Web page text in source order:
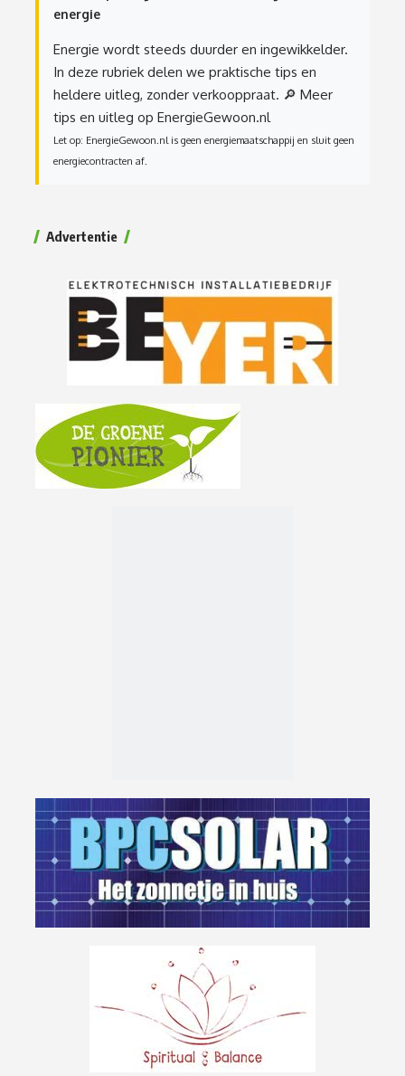
energie
Energie wordt steeds duurder en ingewikkelder.
In deze rubriek delen we praktische tips en
heldere uitleg, zonder verkooppraat. 🔎 Meer
tips en uitleg op EnergieGewoon.nl
Let op: EnergieGewoon.nl is geen energiemaatschappij en sluit geen
energiecontracten af.
Advertentie